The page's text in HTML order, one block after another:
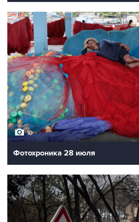
10
Фотохроника 28 июля